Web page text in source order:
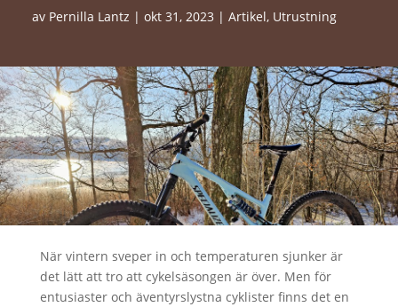
av Pernilla Lantz | okt 31, 2023 | Artikel, Utrustning
När vintern sveper in och temperaturen sjunker är
det lätt att tro att cykelsäsongen är över. Men för
entusiaster och äventyrslystna cyklister finns det en